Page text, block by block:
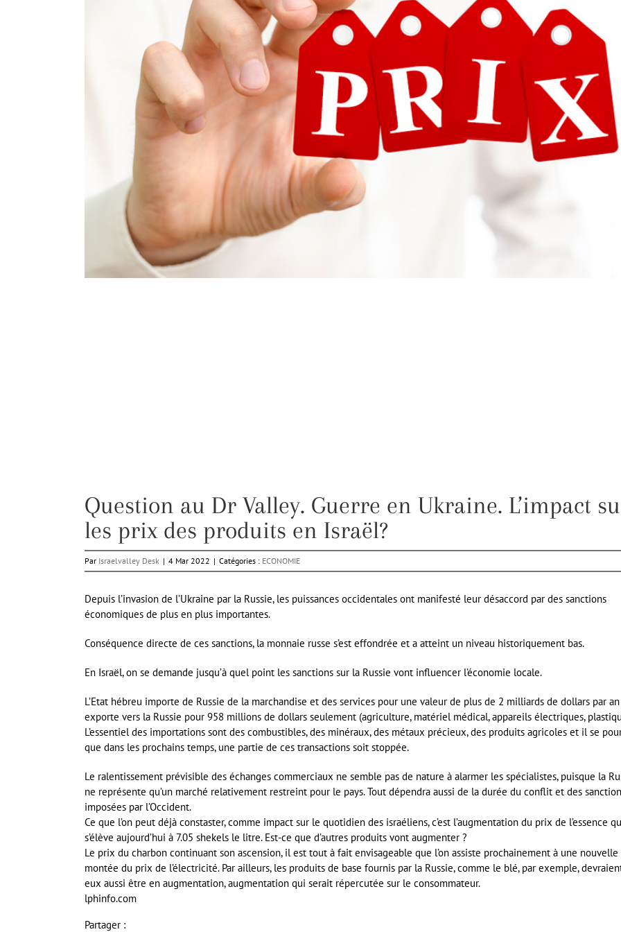
Question au Dr Valley. Guerre en Ukraine. L’impact
les prix des produits en Israël?
Par Israelvalley Desk | 4 Mar 2022 | Catégories : ECONOMIE
Depuis l’invasion de l’Ukraine par la Russie, les puissances occidentales ont manifesté leur désaccord par des sanctions
économiques de plus en plus importantes.
Conséquence directe de ces sanctions, la monnaie russe s’est effondrée et a atteint un niveau historiquement bas.
En Israël, on se demande jusqu’à quel point les sanctions sur la Russie vont influencer l’économie locale.
L’Etat hébreu importe de Russie de la marchandise et des services pour une valeur de plus de 2 milliards de dollars par
exporte vers la Russie pour 958 millions de dollars seulement (agriculture, matériel médical, appareils électriques,
L’essentiel des importations sont des combustibles, des minéraux, des métaux précieux, des produits agricoles et il se
que dans les prochains temps, une partie de ces transactions soit stoppée.
Le ralentissement prévisible des échanges commerciaux ne semble pas de nature à alarmer les spécialistes, puisque la
ne représente qu’un marché relativement restreint pour le pays. Tout dépendra aussi de la durée du conflit et des
imposées par l’Occident.
Ce que l’on peut déjà constaster, comme impact sur le quotidien des israéliens, c’est l’augmentation du prix de l’essence
s’élève aujourd’hui à 7.05 shekels le litre. Est-ce que d’autres produits vont augmenter ?
Le prix du charbon continuant son ascension, il est tout à fait envisageable que l’on assiste prochainement à une nouvelle
montée du prix de l’électricité. Par ailleurs, les produits de base fournis par la Russie, comme le blé, par exemple,
eux aussi être en augmentation, augmentation qui serait répercutée sur le consommateur.
lphinfo.com
Partager :